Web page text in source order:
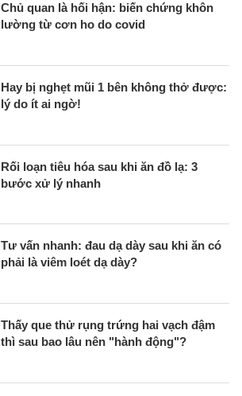
Chủ quan là hối hận: biến chứng khôn
lường từ cơn ho do covid
Hay bị nghẹt mũi 1 bên không thở được:
lý do ít ai ngờ!
Rối loạn tiêu hóa sau khi ăn đồ lạ: 3
bước xử lý nhanh
Tư vấn nhanh: đau dạ dày sau khi ăn có
phải là viêm loét dạ dày?
Thấy que thử rụng trứng hai vạch đậm
thì sau bao lâu nên "hành động"?